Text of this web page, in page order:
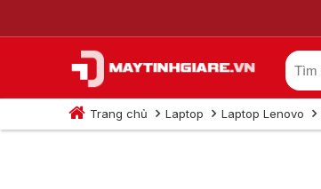
Trang chủ Laptop Laptop Lenovo